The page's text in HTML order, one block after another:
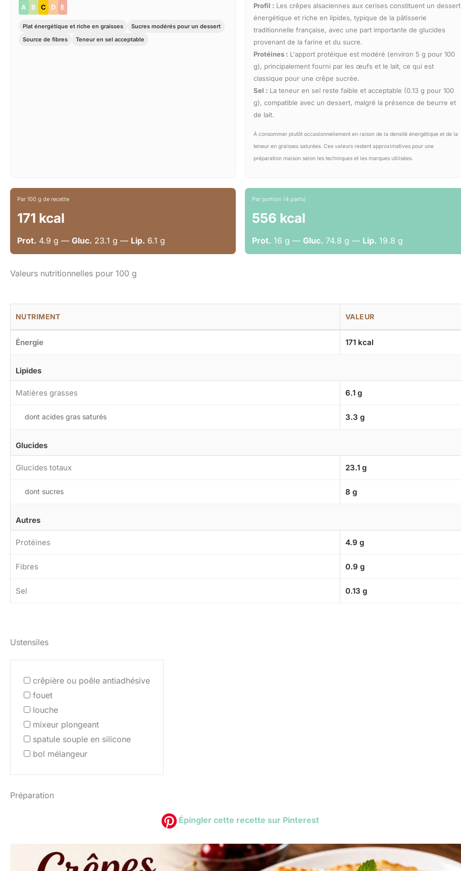
A B C D E
Plat énergétique et riche en graisses
Sucres modérés pour un dessert
Source de fibres
Teneur en sel acceptable
Profil : Les crêpes alsaciennes aux cerises constituent un dessert
énergétique et riche en lipides, typique de la pâtisserie
traditionnelle française, avec une part importante de glucides
provenant de la farine et du sucre.
Protéines : L'apport protéique est modéré (environ 5 g pour 100
g), principalement fourni par les œufs et le lait, ce qui est
classique pour une crêpe sucrée.
Sel : La teneur en sel reste faible et acceptable (0.13 g pour 100
g), compatible avec un dessert, malgré la présence de beurre et
de lait.
À consommer plutôt occasionnellement en raison de la densité énergétique et de la
teneur en graisses saturées. Ces valeurs restent approximatives pour une
préparation maison selon les techniques et les marques utilisées.
Par 100 g de recette
171 kcal
Prot. 4.9 g — Gluc. 23.1 g — Lip. 6.1 g
Par portion (4 parts)
556 kcal
Prot. 16 g —Gluc. 74.8 g — Lip. 19.8 g
Valeurs nutritionnelles pour 100 g
NUTRIMENT VALEUR
Énergie 171 kcal
Lipides
Matières grasses 6.1 g
dont acides gras saturés 3.3 g
Glucides
Glucides totaux 23.1 g
dont sucres 8 g
Autres
Protéines 4.9 g
Fibres 0.9 g
Sel 0.13 g
Ustensiles
crêpière ou poêle antiadhésive
fouet
louche
mixeur plongeant
spatule souple en silicone
bol mélangeur
Préparation
Épingler cette recette sur Pinterest